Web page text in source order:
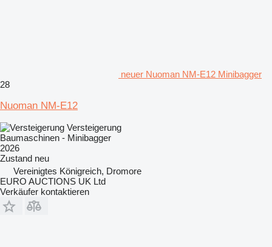
neuer Nuoman NM-E12 Minibagger
28
Nuoman NM-E12
Versteigerung
Baumaschinen - Minibagger
2026
Zustand neu
Vereinigtes Königreich, Dromore
EURO AUCTIONS UK Ltd
Verkäufer kontaktieren